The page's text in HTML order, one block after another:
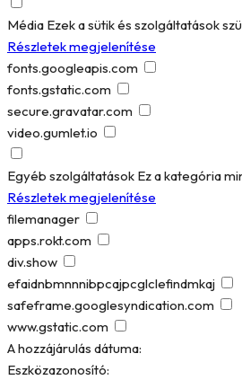
Média Ezek a sütik és szolgáltatások
Részletek megjelenítése
fonts.googleapis.com
fonts.gstatic.com
secure.gravatar.com
video.gumlet.io
Egyéb szolgáltatások Ez a kategória
Részletek megjelenítése
filemanager
apps.rokt.com
div.show
efaidnbmnnnibpcajpcglclefindmkaj
safeframe.googlesyndication.com
www.gstatic.com
A hozzájárulás dátuma:
Eszközazonosító: